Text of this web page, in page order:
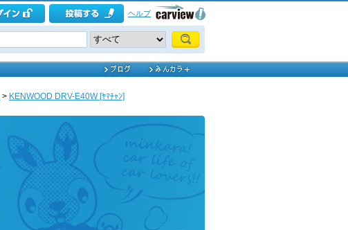
ヘルプ
> KENWOOD DRV-E40W [ﾔﾏﾁｬﾝ]